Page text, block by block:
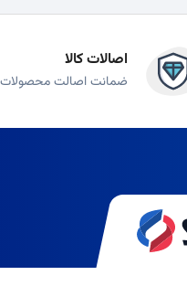
اصالات کالا
ضمانت اصالت محصولات